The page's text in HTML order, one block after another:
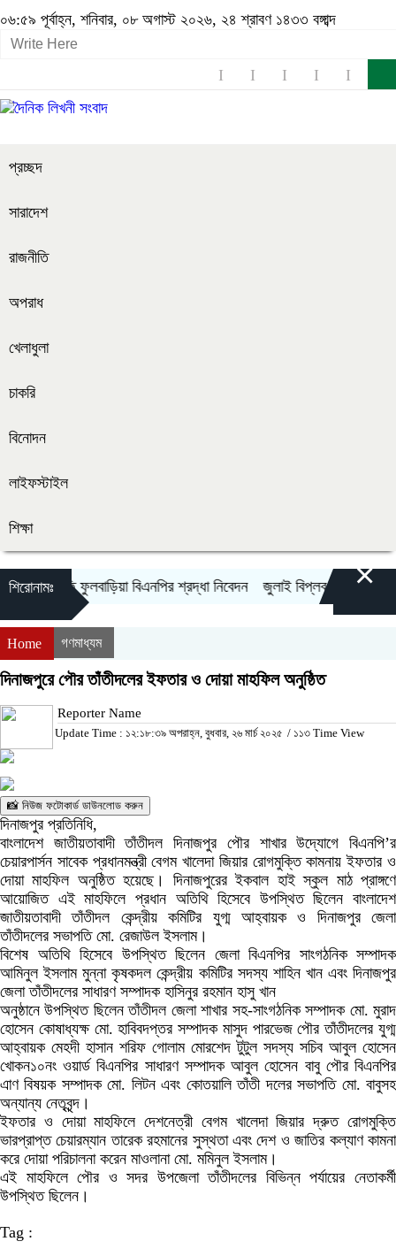
০৬:৫৯ পূর্বাহ্ন, শনিবার, ০৮ অগাস্ট ২০২৬, ২৪ শ্রাবণ ১৪৩৩ বঙ্গাব্দ
প্রচ্ছদ
সারাদেশ
রাজনীতি
অপরাধ
খেলাধুলা
চাকরি
বিনোদন
লাইফস্টাইল
শিক্ষা
শিরোনামঃ
প্রতি ফুলবাড়িয়া বিএনপির শ্রদ্ধা নিবেদন জুলাই বিপ্লব ও ×
Home গণমাধ্যম
দিনাজপুরে পৌর তাঁতীদলের ইফতার ও দোয়া মাহফিল অনুষ্ঠিত
Reporter Name
Update Time : ১২:১৮:৩৯ অপরাহ্ন, বুধবার, ২৬ মার্চ ২০২৫ / ১১৩ Time View
📸 নিউজ ফটোকার্ড ডাউনলোড করুন
দিনাজপুর প্রতিনিধি,
বাংলাদেশ জাতীয়তাবাদী তাঁতীদল দিনাজপুর পৌর শাখার উদ্যোগে বিএনপি’র
চেয়ারপার্সন সাবেক প্রধানমন্ত্রী বেগম খালেদা জিয়ার রোগমুক্তি কামনায় ইফতার ও
দোয়া মাহফিল অনুষ্ঠিত হয়েছে। দিনাজপুরের ইকবাল হাই স্কুল মাঠ প্রাঙ্গণে
আয়োজিত এই মাহফিলে প্রধান অতিথি হিসেবে উপস্থিত ছিলেন বাংলাদেশ
জাতীয়তাবাদী তাঁতীদল কেন্দ্রীয় কমিটির যুগ্ম আহ্বায়ক ও দিনাজপুর জেলা
তাঁতীদলের সভাপতি মো. রেজাউল ইসলাম।
বিশেষ অতিথি হিসেবে উপস্থিত ছিলেন জেলা বিএনপির সাংগঠনিক সম্পাদক
আমিনুল ইসলাম মুন্না কৃষকদল কেন্দ্রীয় কমিটির সদস্য শাহিন খান এবং দিনাজপুর
জেলা তাঁতীদলের সাধারণ সম্পাদক হাসিনুর রহমান হাসু খান
অনুষ্ঠানে উপস্থিত ছিলেন তাঁতীদল জেলা শাখার সহ-সাংগঠনিক সম্পাদক মো. মুরাদ
হোসেন কোষাধ্যক্ষ মো. হাবিবদপ্তর সম্পাদক মাসুদ পারভেজ পৌর তাঁতীদলের যুগ্ম
আহ্বায়ক মেহদী হাসান শরিফ গোলাম মোরশেদ টুটুল সদস্য সচিব আবুল হোসেন
খোকন১০নং ওয়ার্ড বিএনপির সাধারণ সম্পাদক আবুল হোসেন বাবু পৌর বিএনপির
এাণ বিষয়ক সম্পাদক মো. লিটন এবং কোতয়ালি তাঁতী দলের সভাপতি মো. বাবুসহ
অন্যান্য নেতৃবৃন্দ।
ইফতার ও দোয়া মাহফিলে দেশনেত্রী বেগম খালেদা জিয়ার দ্রুত রোগমুক্তি
ভারপ্রাপ্ত চেয়ারম্যান তারেক রহমানের সুস্থতা এবং দেশ ও জাতির কল্যাণ কামনা
করে দোয়া পরিচালনা করেন মাওলানা মো. মমিনুল ইসলাম।
এই মাহফিলে পৌর ও সদর উপজেলা তাঁতীদলের বিভিন্ন পর্যায়ের নেতাকর্মী
উপস্থিত ছিলেন।
Tag :